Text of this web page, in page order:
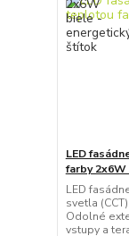
LED
farby
LED
svetla
Odolné
vstupy a